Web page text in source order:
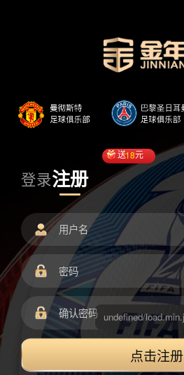
登录注册
送18元
点击注册